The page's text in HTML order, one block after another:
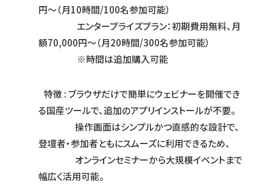
円～（月10時間/100名参加可能）
エンタープライズプラン：初期費用無料、月
額70,000円～（月20時間/300名参加可能）
※時間は追加購入可能
特徴 : ブラウザだけで簡単にウェビナーを開催でき
る国産ツールで、追加のアプリインストールが不要。
操作画面はシンプルかつ直感的な設計で、
登壇者・参加者ともにスムーズに利用できるため、
オンラインセミナーから大規模イベントまで
幅広く活用可能。